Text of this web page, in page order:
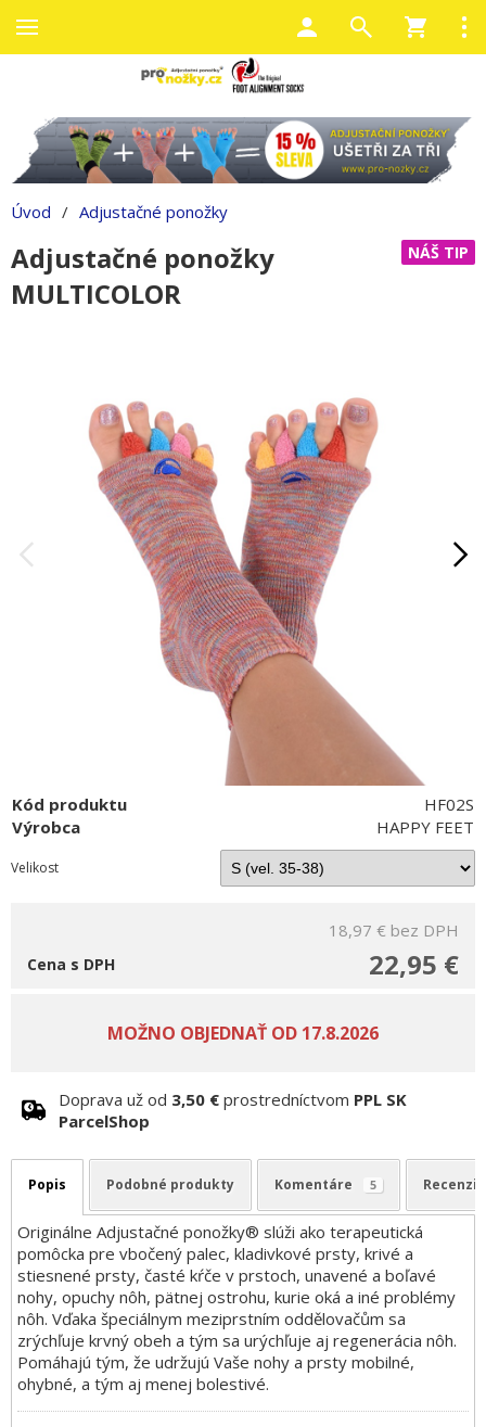
Úvod / Adjustačné ponožky
NÁŠ TIP
Adjustačné ponožky
MULTICOLOR
Kód produktu
HF02S
Výrobca
HAPPY FEET
Velikost
18,97 € bez DPH
22,95 €
Cena s DPH
Doprava už od 3,50 € prostredníctvom PPL SK
ParcelShop
Popis Podobné produkty Komentáre 5 Recenzie
Originálne Adjustačné ponožky® slúži ako terapeutická
pomôcka pre vbočený palec, kladivkové prsty, krivé a
stiesnené prsty, časté kŕče v prstoch, unavené a boľavé
nohy, opuchy nôh, pätnej ostrohu, kurie oká a iné problémy
nôh. Vďaka špeciálnym meziprstním oddělovačům sa
zrýchľuje krvný obeh a tým sa urýchľuje aj regenerácia nôh.
Pomáhajú tým, že udržujú Vaše nohy a prsty mobilné,
ohybné, a tým aj menej bolestivé.